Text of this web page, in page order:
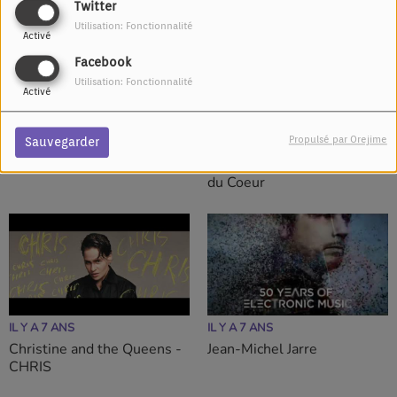
Twitter
Activé
Utilisation: Fonctionnalité
Facebook
Activé
Utilisation: Fonctionnalité
Sauvegarder Propulsé par Orejime
IL Y A 7 ANS
du Coeur
IL Y A 7 ANS
Christine and the Queens -
CHRIS
IL Y A 7 ANS
Jean-Michel Jarre